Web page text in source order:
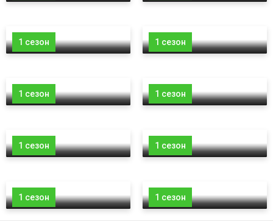
1 сезон 1 сезон
1 сезон 1 сезон
1 сезон 1 сезон
1 сезон 1 сезон